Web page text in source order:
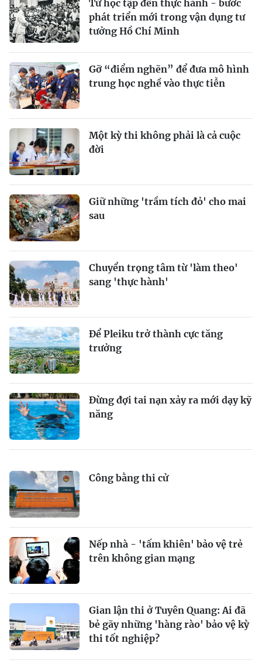
Từ học tập đến thực hành - bước
phát triển mới trong vận dụng tư
tưởng Hồ Chí Minh
Gỡ “điểm nghẽn” để đưa mô hình
trung học nghề vào thực tiễn
Một kỳ thi không phải là cả cuộc
đời
Giữ những 'trầm tích đỏ' cho mai
sau
Chuyển trọng tâm từ 'làm theo'
sang 'thực hành'
Để Pleiku trở thành cực tăng
trưởng
Đừng đợi tai nạn xảy ra mới dạy kỹ
năng
Công bằng thi cử
Nếp nhà - 'tấm khiên' bảo vệ trẻ
trên không gian mạng
Gian lận thi ở Tuyên Quang: Ai đã
bẻ gãy những 'hàng rào' bảo vệ kỳ
thi tốt nghiệp?